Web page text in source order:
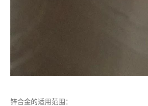
锌合金的适用范围：